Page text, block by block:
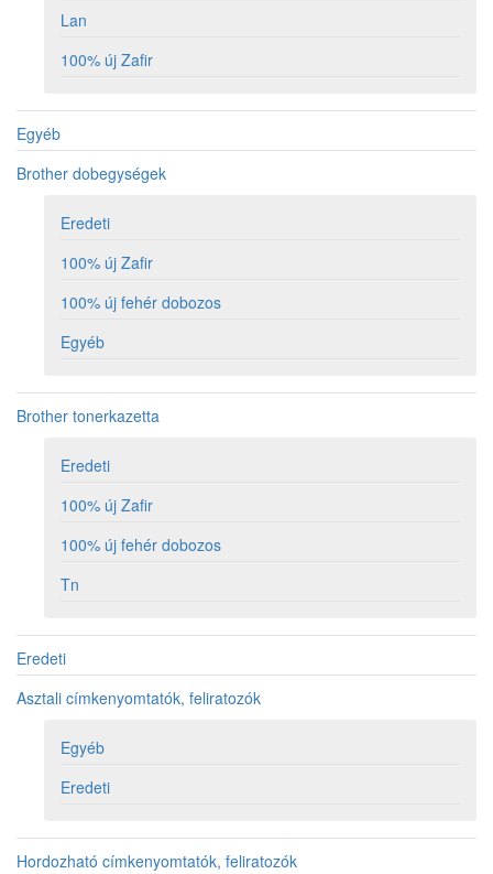
Lan
100% új Zafir
Egyéb
Brother dobegységek
Eredeti
100% új Zafir
100% új fehér dobozos
Egyéb
Brother tonerkazetta
Eredeti
100% új Zafir
100% új fehér dobozos
Tn
Eredeti
Asztali címkenyomtatók, feliratozók
Egyéb
Eredeti
Hordozható címkenyomtatók, feliratozók